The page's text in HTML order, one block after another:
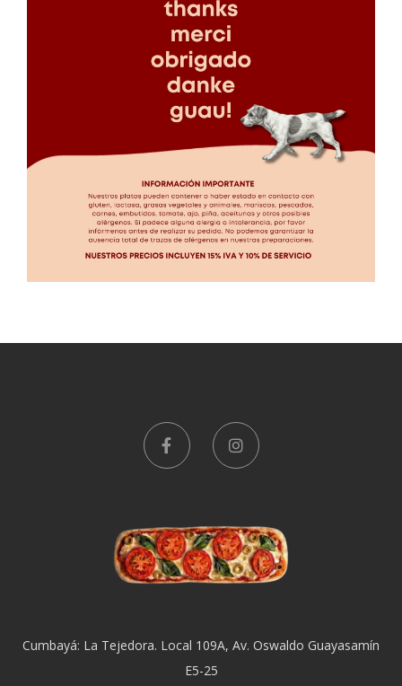
Cumbayá: La Tejedora. Local 109A, Av. Oswaldo Guayasamín
E5-25